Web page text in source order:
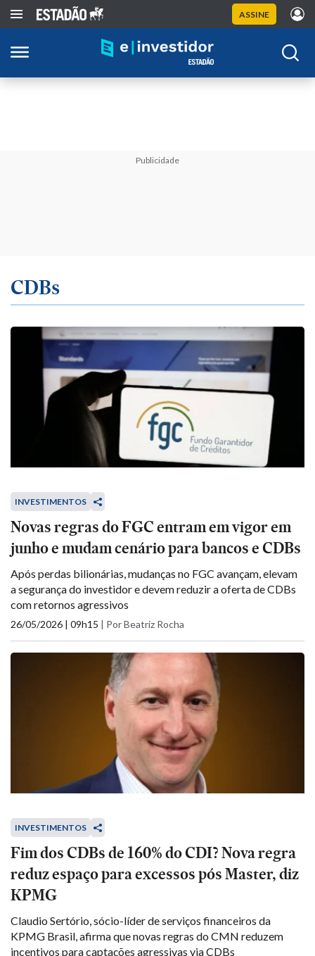
ASSINE
Publicidade
CDBs
INVESTIMENTOS
Novas regras do FGC entram em vigor em
junho e mudam cenário para bancos e CDBs
Após perdas bilionárias, mudanças no FGC avançam, elevam
a segurança do investidor e devem reduzir a oferta de CDBs
com retornos agressivos
26/05/2026 | 09h15 | Por Beatriz Rocha
INVESTIMENTOS
Fim dos CDBs de 160% do CDI? Nova regra
reduz espaço para excessos pós Master, diz
KPMG
Claudio Sertório, sócio-líder de serviços financeiros da
KPMG Brasil, afirma que novas regras do CMN reduzem
incentivos para captações agressivas via CDBs